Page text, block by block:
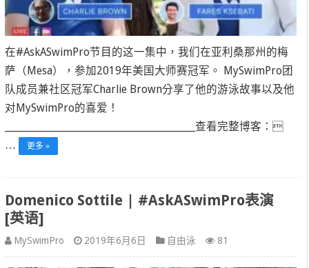
在#AskASwimPro节目的这一集中，我们在亚利桑那州的梅
萨（Mesa），参加2019年美国大师赛冠军。 MySwimPro团
队成员兼社区冠军Charlie Brown分享了他的游泳故事以及他
对MySwimPro的喜爱！
______________________________________________查看完整博客：
…
更多 »
Domenico Sottile | #AskASwimPro表演
[英语]
MySwimPro 2019年6月6日 自由泳 81